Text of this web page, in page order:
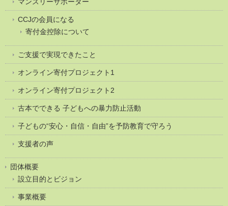
CCJの会員になる
寄付金控除について
ご支援で実現できたこと
オンライン寄付プロジェクト1
オンライン寄付プロジェクト2
古本でできる 子どもへの暴力防止活動
子どもの“安心・自信・自由”を予防教育で守ろう
支援者の声
団体概要
設立目的とビジョン
事業概要